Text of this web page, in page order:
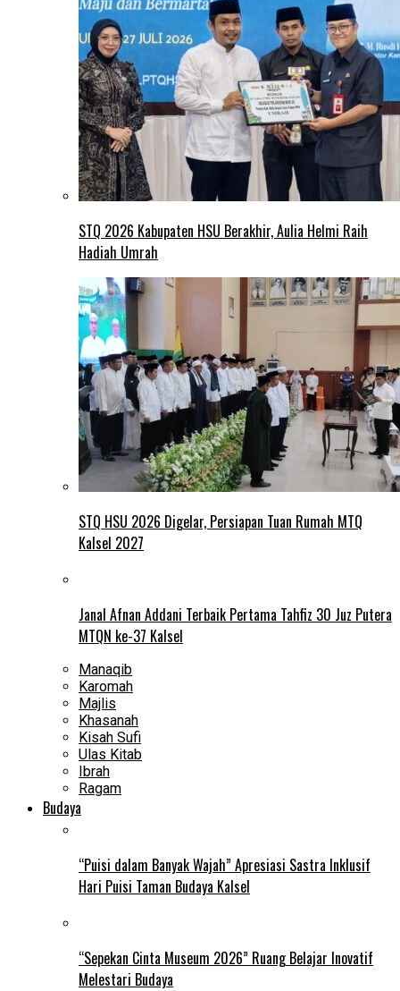
STQ 2026 Kabupaten HSU Berakhir, Aulia Helmi Raih
Hadiah Umrah
STQ HSU 2026 Digelar, Persiapan Tuan Rumah MTQ
Kalsel 2027
Janal Afnan Addani Terbaik Pertama Tahfiz 30 Juz Putera
MTQN ke-37 Kalsel
Manaqib
Karomah
Majlis
Khasanah
Kisah Sufi
Ulas Kitab
Ibrah
Ragam
Budaya
“Puisi dalam Banyak Wajah” Apresiasi Sastra Inklusif
Hari Puisi Taman Budaya Kalsel
“Sepekan Cinta Museum 2026” Ruang Belajar Inovatif
Melestari Budaya